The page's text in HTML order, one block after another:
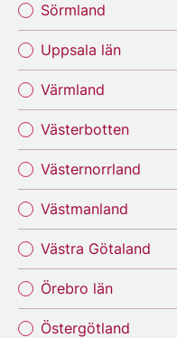
Sörmland
Uppsala län
Värmland
Västerbotten
Västernorrland
Västmanland
Västra Götaland
Örebro län
Östergötland